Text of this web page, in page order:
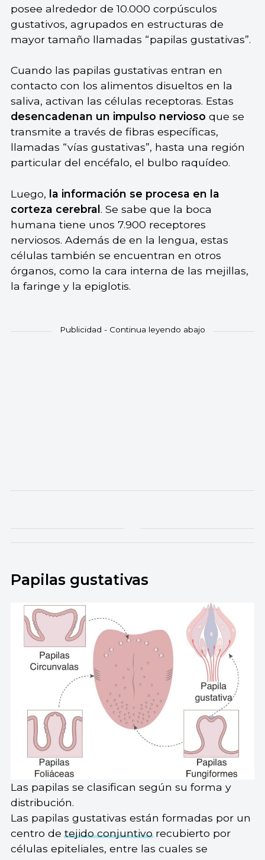
posee alrededor de 10.000 corpúsculos
gustativos, agrupados en estructuras de
mayor tamaño llamadas “papilas gustativas”.
Cuando las papilas gustativas entran en
contacto con los alimentos disueltos en la
saliva, activan las células receptoras. Estas
desencadenan un impulso nervioso que se
transmite a través de fibras específicas,
llamadas “vías gustativas”, hasta una región
particular del encéfalo, el bulbo raquídeo.
Luego, la información se procesa en la
corteza cerebral . Se sabe que la boca
humana tiene unos 7.900 receptores
nerviosos. Además de en la lengua, estas
células también se encuentran en otros
órganos, como la cara interna de las mejillas,
la faringe y la epiglotis.
Papilas gustativas
Las papilas se clasifican según su forma y
distribución.
Las papilas gustativas están formadas por un
centro detejido conjuntivorecubierto por
células epiteliales, entre las cuales se